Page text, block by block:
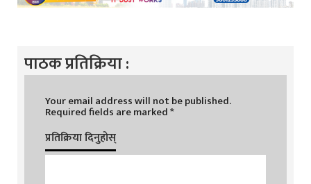
पाठक प्रतिक्रिया :
Your email address will not be published.
Required fields are marked*
प्रतिक्रिया दिनुहोस्